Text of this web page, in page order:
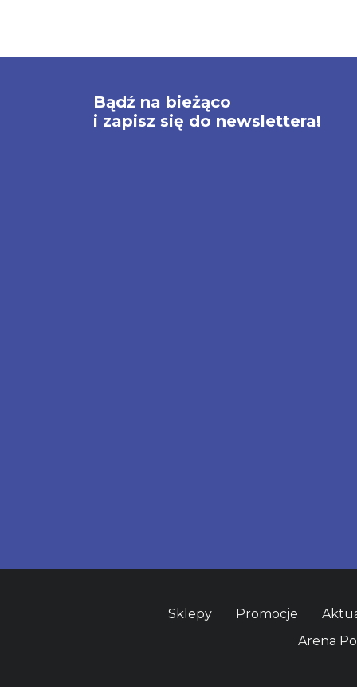
Bądź na bieżąco
i zapisz się do newslettera!
Sklepy Promocje
Arena